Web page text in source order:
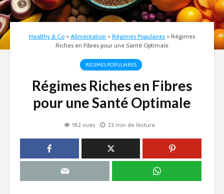
Healthy & Co > Alimentation > Régimes Populaires > Régimes
Riches en Fibres pour une Santé Optimale
RÉGIMES POPULAIRES
Régimes Riches en Fibres
pour une Santé Optimale
182 vues 23 min de lecture